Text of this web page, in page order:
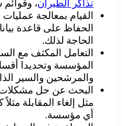
تذاكر الطيران،
القيام بمعالجة
الحفاظ على قاعدة
الحاجة لذلك.
التعامل المكثف مع
المؤسسة وتحديدا
والمرشحين والسير
البحث عن حل
مثل إلغاء المقابلة
أي مؤسسة.